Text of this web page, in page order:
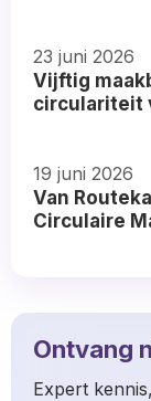
more
about
23 juni 2026
Vijftig
circulariteit
more
about
19 juni 2026
Van
Circulaire
Ontvang
Expert